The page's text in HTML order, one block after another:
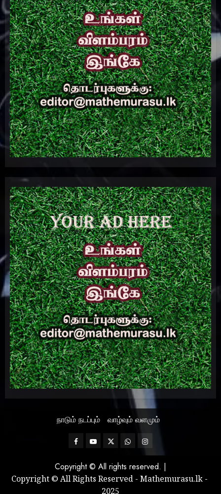
நாடும் நடப்பும் வாழ்வும் வளமும்
FacebookMathemurasu
TwitterWhatsAppInstagram
Copyright © All rights reserved. |
Copyright © All Rights Reserved - Mathemurasu.lk -
2025